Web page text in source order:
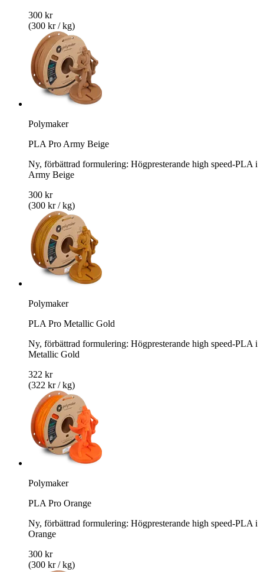
300 kr
(300 kr / kg)
Polymaker
PLA Pro Army Beige
Ny, förbättrad formulering: Högpresterande high speed-PLA i
Army Beige
300 kr
(300 kr / kg)
Polymaker
PLA Pro Metallic Gold
Ny, förbättrad formulering: Högpresterande high speed-PLA i
Metallic Gold
322 kr
(322 kr / kg)
Polymaker
PLA Pro Orange
Ny, förbättrad formulering: Högpresterande high speed-PLA i
Orange
300 kr
(300 kr / kg)